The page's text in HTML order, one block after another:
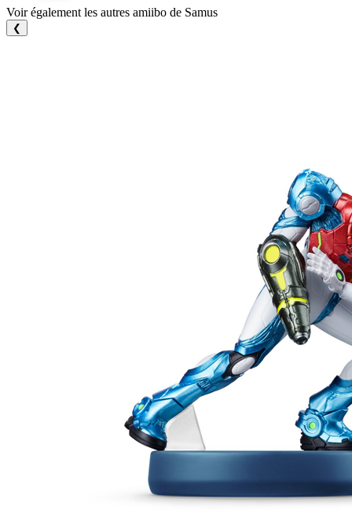
Voir également les autres amiibo de Samus
❮